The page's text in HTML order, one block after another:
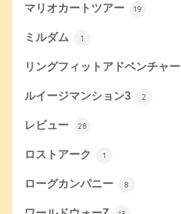
マリオカートツアー 19
ミルダム 1
リングフィットアドベンチャー
ルイージマンション3 2
レビュー 28
ロストアーク 1
ローグカンパニー 8